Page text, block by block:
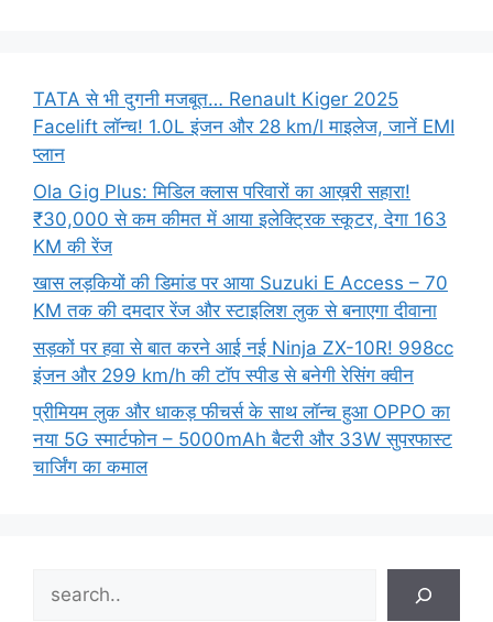
TATA से भी दुगनी मजबूत… Renault Kiger 2025
Facelift लॉन्च! 1.0L इंजन और 28 km/l माइलेज, जानें EMI
प्लान
Ola Gig Plus: मिडिल क्लास परिवारों का आख़री सहारा!
₹30,000 से कम कीमत में आया इलेक्ट्रिक स्कूटर, देगा 163
KM की रेंज
खास लड़कियों की डिमांड पर आया Suzuki E Access – 70
KM तक की दमदार रेंज और स्टाइलिश लुक से बनाएगा दीवाना
सड़कों पर हवा से बात करने आई नई Ninja ZX-10R! 998cc
इंजन और 299 km/h की टॉप स्पीड से बनेगी रेसिंग क्वीन
प्रीमियम लुक और धाकड़ फीचर्स के साथ लॉन्च हुआ OPPO का
नया 5G स्मार्टफोन – 5000mAh बैटरी और 33W सुपरफास्ट
चार्जिंग का कमाल